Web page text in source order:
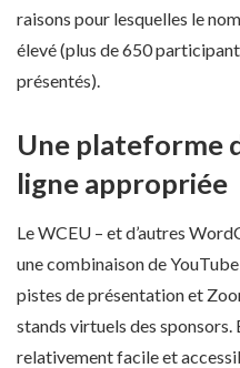
raisons pour lesquelles le
élevé (plus de 650
présentés).
Une plateforme
ligne appropriée
Le WCEU – et d’autres
une combinaison de
pistes de présentation et
stands virtuels des
relativement facile et